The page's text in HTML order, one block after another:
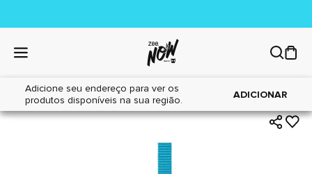
Adicione seu endereço para ver os
produtos disponíveis na sua região.
ADICIONAR
Home|Gatos|Acessórios